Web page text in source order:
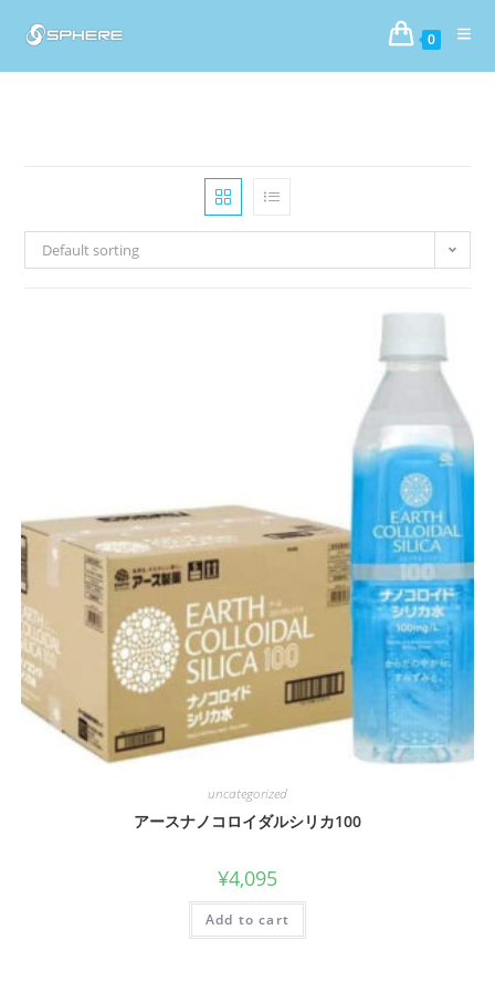
テ
0
Default sorting
uncategorized
アースナノコロイダルシリカ100
¥4,095
Add to cart